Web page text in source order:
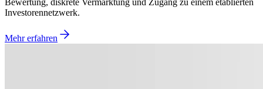
Bewertung, diskrete Vermarktung und Zugang zu einem etablierten
Investorennetzwerk.
Mehr erfahren